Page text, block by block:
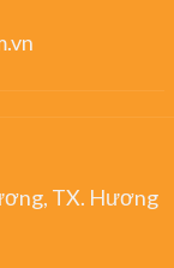
TX. Hương